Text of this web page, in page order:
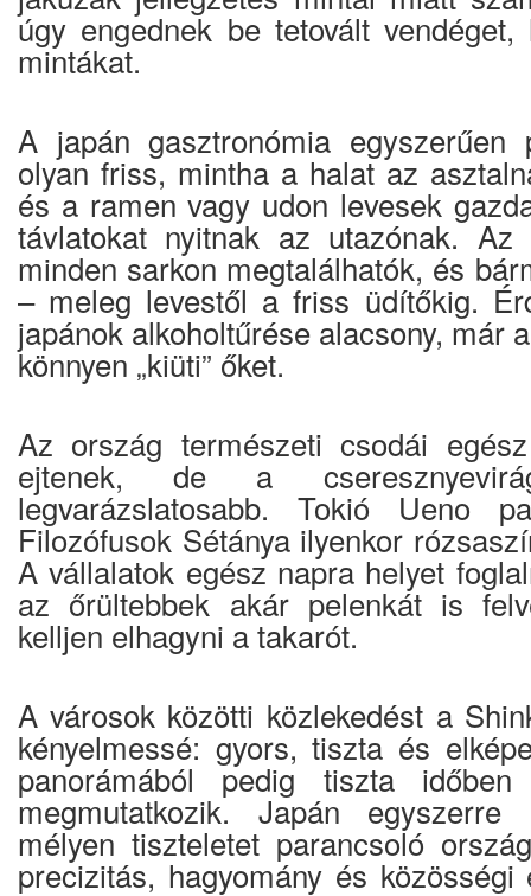
úgy engednek be tetovált
mintákat.
A japán gasztronómia egyszerűen
olyan friss, mintha a halat az
és a ramen vagy udon levesek
távlatokat nyitnak az utazónak. Az
minden sarkon megtalálhatók, és
– meleg levestől a friss üdítőkig.
japánok alkoholtűrése alacsony, már
könnyen „kiüti” őket.
Az ország természeti csodái
ejtenek, de a
legvarázslatosabb. Tokió Ueno
Filozófusok Sétánya ilyenkor
A vállalatok egész napra helyet
az őrültebbek akár pelenkát is
kelljen elhagyni a takarót.
A városok közötti közlekedést a
kényelmessé: gyors, tiszta és
panorámából pedig tiszta
megmutatkozik. Japán egyszerre
mélyen tiszteletet parancsoló
precizitás, hagyomány és